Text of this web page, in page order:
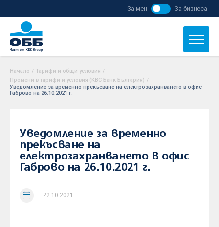
За мен За бизнеса
Начало / Тарифи и общи условия /
Промени в тарифи и условия (KBC Банк България) /
Уведомление за временно прекъсване на електрозахранването в офис
Габрово на 26.10.2021 г.
Уведомление за временно
прекъсване на
електрозахранването в офис
Габрово на 26.10.2021 г.
22.10.2021